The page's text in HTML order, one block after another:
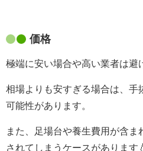
価格
極端に安い場合や高い業者は避
相場よりも安すぎる場合は、手
可能性があります。
また、足場台や養生費用が含
されてしまうケースがあります